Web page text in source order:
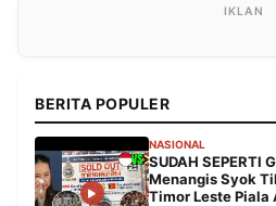
BERITA POPULER
NASIONAL
SUDAH SEPERTI
Menangis Syok
Timor Leste Piala